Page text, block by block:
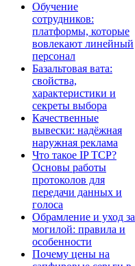
Обучение
сотрудников:
платформы, которые
вовлекают линейный
персонал
Базальтовая вата:
свойства,
характеристики и
секреты выбора
Качественные
вывески: надёжная
наружная реклама
Что такое IP TCP?
Основы работы
протоколов для
передачи данных и
голоса
Обрамление и уход за
могилой: правила и
особенности
Почему цены на